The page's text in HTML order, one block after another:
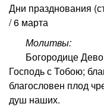
Дни празднования
/ 6 марта
Молитвы:
Богородице Дево,
Господь с Тобою;
благословен плод
душ наших.